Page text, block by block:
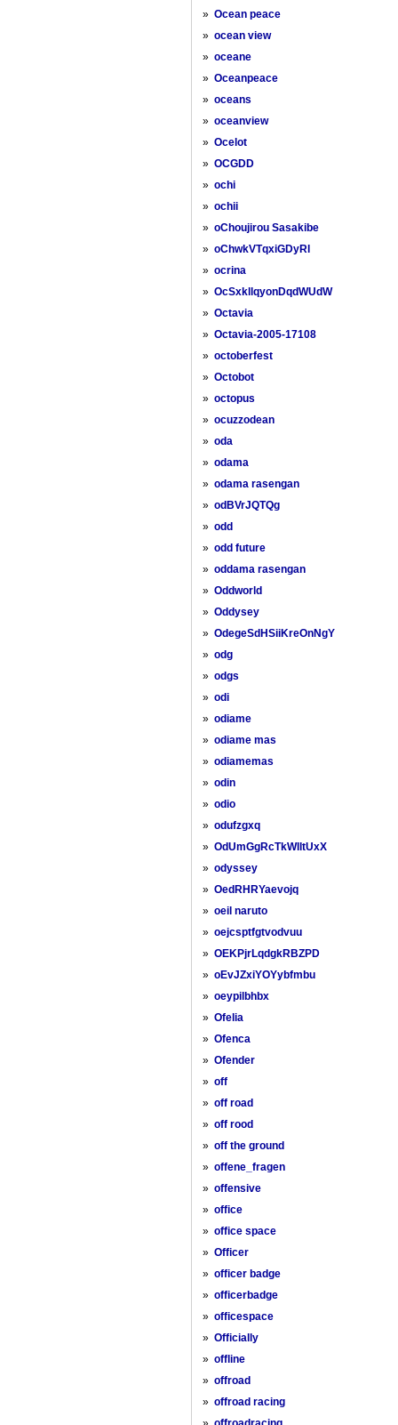
» Ocean peace
» ocean view
» oceane
» Oceanpeace
» oceans
» oceanview
» Ocelot
» OCGDD
» ochi
» ochii
» oChoujirou Sasakibe
» oChwkVTqxiGDyRl
» ocrina
» OcSxkllqyonDqdWUdW
» Octavia
» Octavia-2005-17108
» octoberfest
» Octobot
» octopus
» ocuzzodean
» oda
» odama
» odama rasengan
» odBVrJQTQg
» odd
» odd future
» oddama rasengan
» Oddworld
» Oddysey
» OdegeSdHSiiKreOnNgY
» odg
» odgs
» odi
» odiame
» odiame mas
» odiamemas
» odin
» odio
» odufzgxq
» OdUmGgRcTkWIltUxX
» odyssey
» OedRHRYaevojq
» oeil naruto
» oejcsptfgtvodvuu
» OEKPjrLqdgkRBZPD
» oEvJZxiYOYybfmbu
» oeypilbhbx
» Ofelia
» Ofenca
» Ofender
» off
» off road
» off rood
» off the ground
» offene_fragen
» offensive
» office
» office space
» Officer
» officer badge
» officerbadge
» officespace
» Officially
» offline
» offroad
» offroad racing